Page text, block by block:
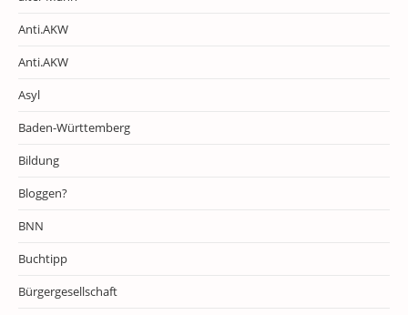
Anti.AKW
Anti.AKW
Asyl
Baden-Württemberg
Bildung
Bloggen?
BNN
Buchtipp
Bürgergesellschaft